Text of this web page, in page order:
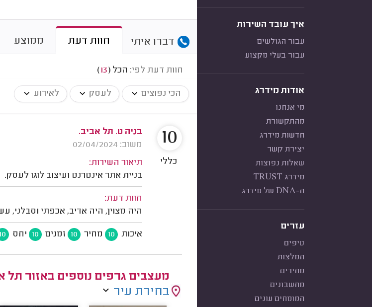
איך עובד השירות
עבור הגולשים
עבור בעלי מקצוע
אודות מידרג
מי אנחנו
מהתקשורת
חדשות מידרג
יצירת קשר
שאלות נפוצות
מידרג TRUST
ה-DNA של מידרג
עזרים
טיפים
המלצות
מחירים
מחשבונים
המומחים עונים
דברו איתי חוות דעת ממוצע
חוות דעת לפי: הכל (
13
)
הכי נפוצים לעסק לאירוע
בניה ט. תל אביב.
משוב: 02/04/2024
תיאור השירות:
בניית אתר אינטרנט ועיצוב לוגו לעסק.
חוות דעת:
היה מצוין, היה אדיב, אכפתי וסבלני,
איכות 10 מחיר 10 זמנים 10 יחס 10
10
כללי
מעצבים גרפים נוספים באזור תל
בחירת עיר